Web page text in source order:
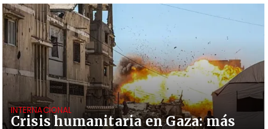
Crisis humanitaria en Gaza: más
INTERNACIONAL